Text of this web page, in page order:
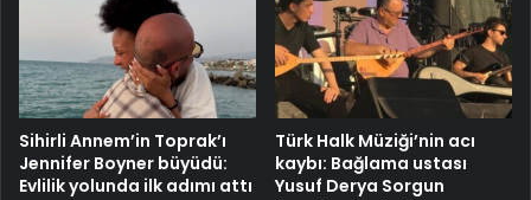
Sihirli Annem’in Toprak’ı
Jennifer Boyner büyüdü:
Evlilik yolunda ilk adımı attı
Türk Halk Müziği’nin acı
kaybı: Bağlama ustası
Yusuf Derya Sorgun